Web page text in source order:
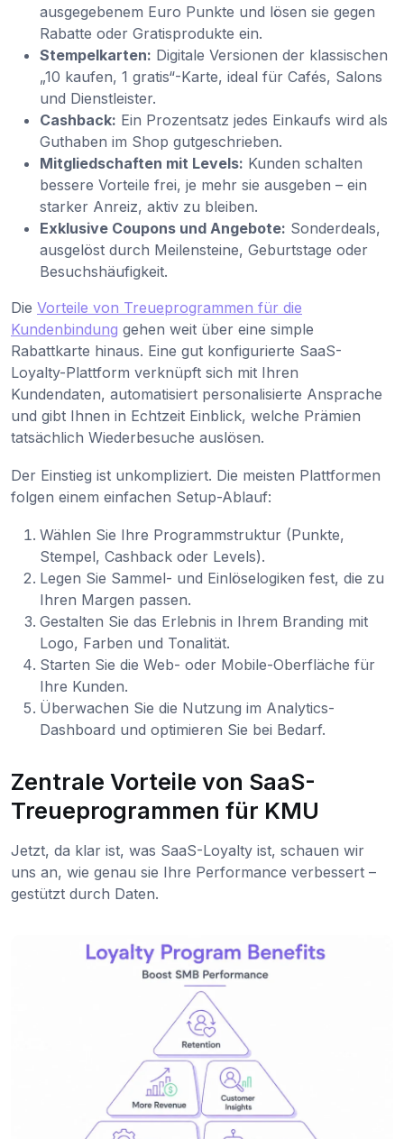
ausgegebenem Euro Punkte und lösen sie gegen
Rabatte oder Gratisprodukte ein.
Stempelkarten: Digitale Versionen der klassischen
„10 kaufen, 1 gratis“-Karte, ideal für Cafés, Salons
und Dienstleister.
Cashback: Ein Prozentsatz jedes Einkaufs wird als
Guthaben im Shop gutgeschrieben.
Mitgliedschaften mit Levels: Kunden schalten
bessere Vorteile frei, je mehr sie ausgeben – ein
starker Anreiz, aktiv zu bleiben.
Exklusive Coupons und Angebote: Sonderdeals,
ausgelöst durch Meilensteine, Geburtstage oder
Besuchshäufigkeit.
Die Vorteile von Treueprogrammen für die
Kundenbindung gehen weit über eine simple
Rabattkarte hinaus. Eine gut konfigurierte SaaS-
Loyalty-Plattform verknüpft sich mit Ihren
Kundendaten, automatisiert personalisierte Ansprache
und gibt Ihnen in Echtzeit Einblick, welche Prämien
tatsächlich Wiederbesuche auslösen.
Der Einstieg ist unkompliziert. Die meisten Plattformen
folgen einem einfachen Setup-Ablauf:
Wählen Sie Ihre Programmstruktur (Punkte,
Stempel, Cashback oder Levels).
Legen Sie Sammel- und Einlöselogiken fest, die zu
Ihren Margen passen.
Gestalten Sie das Erlebnis in Ihrem Branding mit
Logo, Farben und Tonalität.
Starten Sie die Web- oder Mobile-Oberfläche für
Ihre Kunden.
Überwachen Sie die Nutzung im Analytics-
Dashboard und optimieren Sie bei Bedarf.
Zentrale Vorteile von SaaS-
Treueprogrammen für KMU
Jetzt, da klar ist, was SaaS-Loyalty ist, schauen wir
uns an, wie genau sie Ihre Performance verbessert –
gestützt durch Daten.